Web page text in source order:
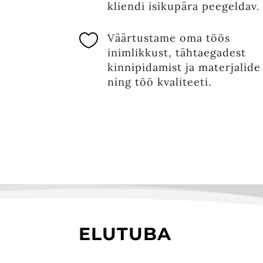
kliendi isikupära peegeldav.

Väärtustame oma töös
inimlikkust, tähtaegadest
kinnipidamist ja materjalide
ning töö kvaliteeti.
ELUTUBA